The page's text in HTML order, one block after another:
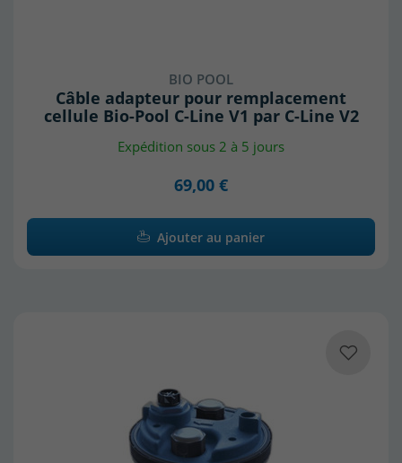
BIO POOL
Câble adapteur pour remplacement
cellule Bio-Pool C-Line V1 par C-Line V2
Expédition sous 2 à 5 jours
69,00 €
Ajouter au panier